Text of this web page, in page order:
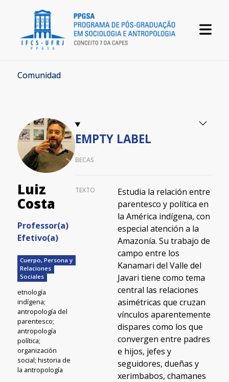
Comunidad
Luiz
Costa
Professor(a)
Efetivo(a)
Cuerpo, Persona y
Relaciones
Sociales
etnología
indígena;
antropología del
parentesco;
antropología
política;
organización
social; historia de
la antropología
EMPTY LABEL
BECAS
TEXTO
Estudia la relación entre
parentesco y política en
la América indígena, con
especial atención a la
Amazonía. Su trabajo de
campo entre los
Kanamari del Valle del
Javari tiene como tema
central las relaciones
asimétricas que cruzan
vínculos aparentemente
dispares como los que
convergen entre padres
e hijos, jefes y
seguidores, dueñas y
xerimbabos, chamanes